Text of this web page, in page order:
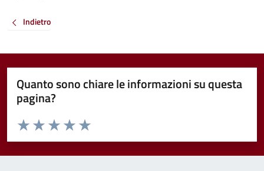
Indietro
Quanto sono chiare le informazioni su questa
pagina?
Valuta da 1 a 5 stelle la pagina
Valuta 5 stelle su 5
Valuta 4 stelle su 5
Valuta 3 stelle su 5
Valuta 2 stelle su 5
Valuta 1 stelle su 5